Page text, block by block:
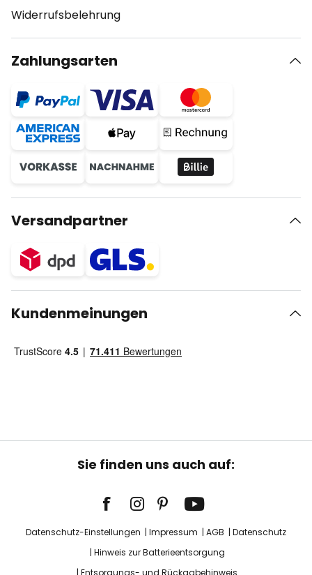
Widerrufsbelehrung
Zahlungsarten
Versandpartner
Kundenmeinungen
Sie finden uns auch auf:
Datenschutz-Einstellungen Impressum AGB
Datenschutz
Hinweis zur Batterieentsorgung
Entsorgungs- und Rückgabehinweis